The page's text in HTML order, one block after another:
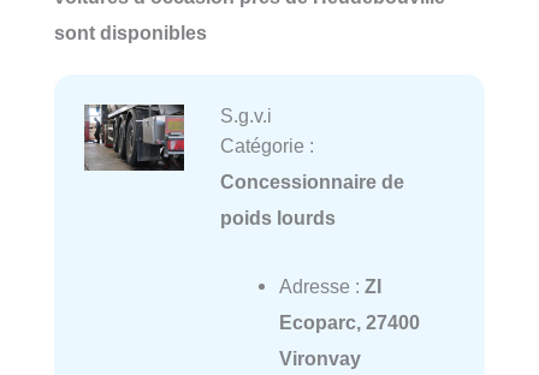
sont disponibles
S.g.v.i
Catégorie :
Concessionnaire de
poids lourds
Adresse : ZI
Ecoparc, 27400
Vironvay